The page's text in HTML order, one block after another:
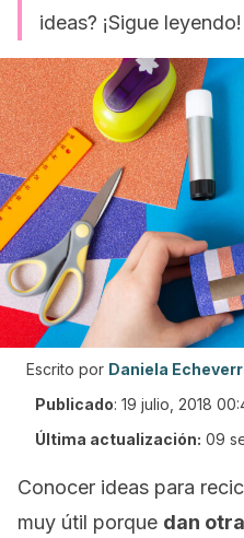
ideas? ¡Sigue leyendo!
Escrito por Daniela
Publicado: 19 julio, 2018
Última actualización: 09
Conocer ideas para
muy útil porque dan